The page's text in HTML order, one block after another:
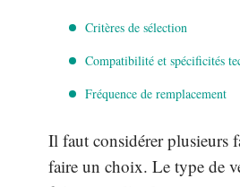
Critères de sélection
Compatibilité et spécificités
Fréquence de remplacement
Il faut considérer plusieurs
faire un choix. Le type de